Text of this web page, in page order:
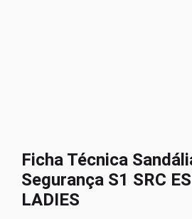
Ficha Técnica
Segurança S1 SRC
LADIES